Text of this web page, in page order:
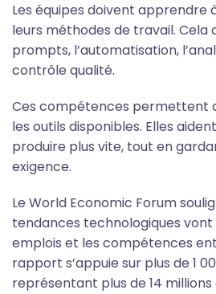
Les équipes doivent apprendre
leurs méthodes de travail. Cela
prompts, l’automatisation,
contrôle qualité.
Ces compétences permettent
les outils disponibles. Elles
produire plus vite, tout en
exigence.
Le World Economic Forum
tendances technologiques
emplois et les compétences
rapport s’appuie sur plus de 1
représentant plus de 14